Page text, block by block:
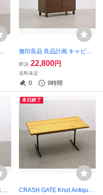
無印良品 良品計画 キャビネ
ット ウォールナット 引き出
し 収納 サイドボード 本棚 飾
り棚 キッチン リビング/アク
タスウニコ北欧/RDT14100
即決 22,800円
送料未定
0 9時間
タ
本日終了
CRASH GATE Knot Antiques